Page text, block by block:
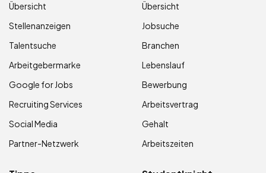
Übersicht
Stellenanzeigen
Talentsuche
Arbeitgebermarke
Google for Jobs
Recruiting Services
Social Media
Partner-Netzwerk
Übersicht
Jobsuche
Branchen
Lebenslauf
Bewerbung
Arbeitsvertrag
Gehalt
Arbeitszeiten